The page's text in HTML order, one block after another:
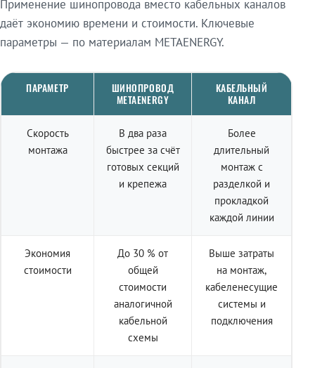
Применение шинопровода вместо кабельных каналов
даёт экономию времени и стоимости. Ключевые
параметры — по материалам METAENERGY.
ПАРАМЕТР
ШИНОПРОВОД
METAENERGY
КАБЕЛЬНЫЙ
КАНАЛ
Скорость
монтажа
В два раза
быстрее за счёт
готовых секций
и крепежа
Более
длительный
монтаж с
разделкой и
прокладкой
каждой линии
Экономия
стоимости
До 30 % от
общей
стоимости
аналогичной
кабельной
схемы
Выше затраты
на монтаж,
кабеленесущие
системы и
подключения